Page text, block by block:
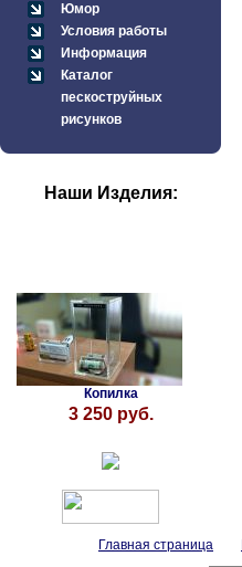
Юмор
Условия работы
Информация
Каталог
пескоструйных
рисунков
Наши Изделия:
Копилка
3 250 руб.
Главная страница